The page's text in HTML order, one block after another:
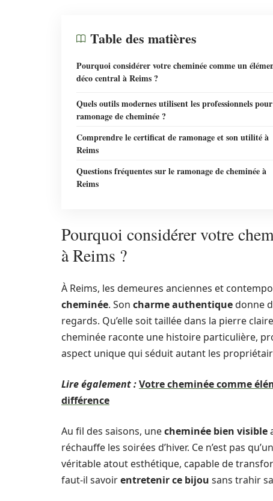
Table des matières
Pourquoi considérer votre cheminée comme un
déco central à Reims ?
Quels outils modernes utilisent les professionnels
ramonage de cheminée ?
Comprendre le certificat de ramonage et son utilité à
Reims
Questions fréquentes sur le ramonage de cheminée à
Reims
Pourquoi considérer votre
à Reims ?
À Reims, les demeures anciennes et
cheminée. Son charme authentiquedonne
regards. Qu’elle soit taillée dans la pierre
cheminée raconte une histoire particulière,
aspect unique qui séduit autant les
Lire également :Votre cheminée comme
différence
Au fil des saisons, unecheminée bien visible
réchauffe les soirées d’hiver. Ce n’est pas
véritable atout esthétique, capable de
faut-il savoirentretenir ce bijou sans trahir